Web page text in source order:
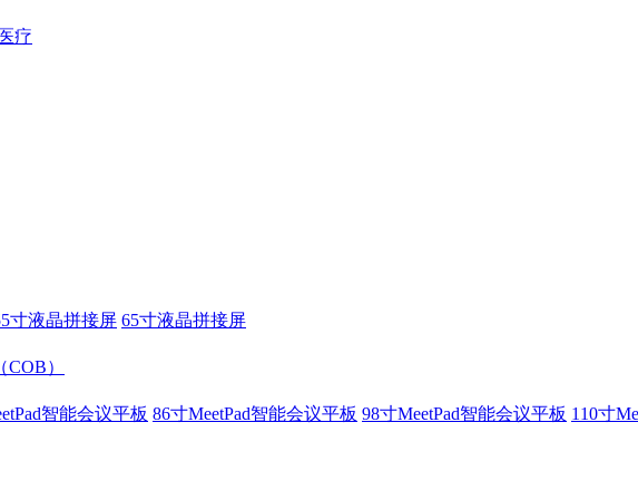
疗
寸液晶拼接屏 65寸液晶拼接屏
）
智能会议平板 86寸MeetPad智能会议平板 98寸MeetPad智能会议平板 110寸